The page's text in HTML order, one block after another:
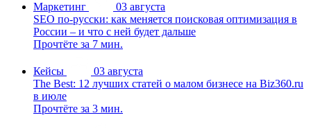
Маркетинг
03 августа
SEO по-русски: как меняется поисковая оптимизация в
России – и что с ней будет дальше
Прочтёте за 7 мин.
Кейсы
03 августа
The Best: 12 лучших статей о малом бизнесе на Biz360.ru
в июле
Прочтёте за 3 мин.